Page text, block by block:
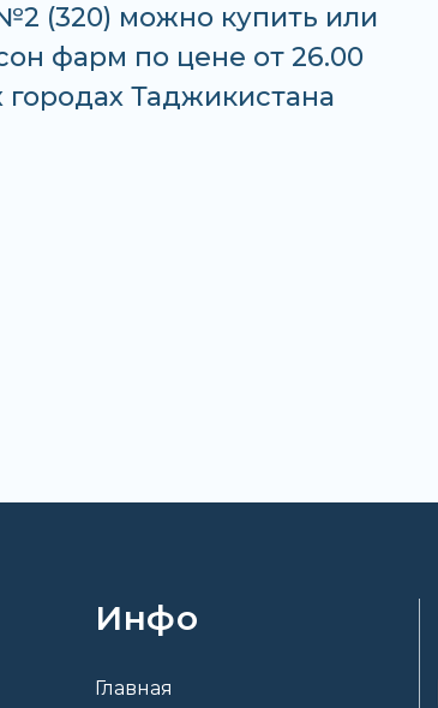
(320) можно купить или
фарм по цене от 26.00
Таджикистана
Инфо
Главная